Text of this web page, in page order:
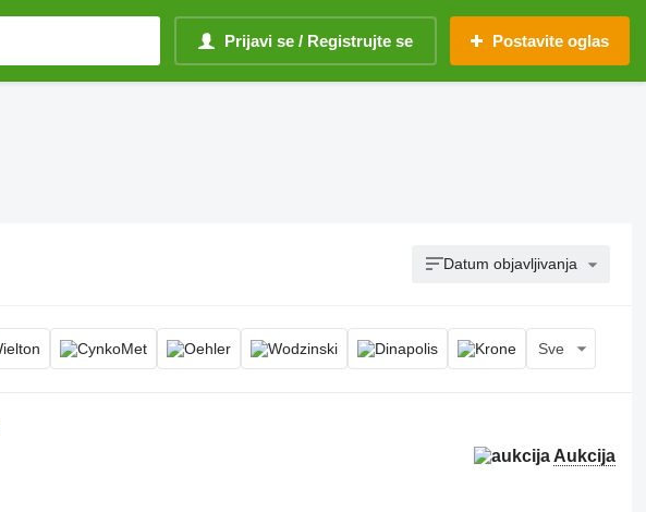
Prijavi se / Registrujte se Postavite oglas
Datum objavljivanja
Sve
Aukcija